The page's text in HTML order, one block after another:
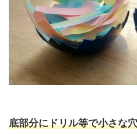
底部分にドリル等で小さな